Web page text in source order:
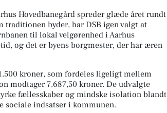
Hovedbanegård spreder glæde året rundt
byder, har DSB igen valgt at
til lokal velgørenhed i Aarhus
og det er byens borgmester, der har æren
kroner, som fordeles ligeligt mellem
modtager 7.687,50 kroner. De udvalgte
fællesskaber og mindske isolation blandt
sociale indsatser i kommunen.